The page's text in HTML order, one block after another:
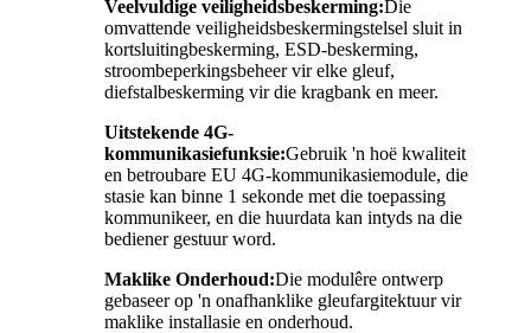
Veelvuldige veiligheidsbeskerming:Die
omvattende veiligheidsbeskermingstelsel sluit in
kortsluitingbeskerming, ESD-beskerming,
stroombeperkingsbeheer vir elke gleuf,
diefstalbeskerming vir die kragbank en meer.
Uitstekende 4G-
kommunikasiefunksie:Gebruik 'n hoë kwaliteit
en betroubare EU 4G-kommunikasiemodule, die
stasie kan binne 1 sekonde met die toepassing
kommunikeer, en die huurdata kan intyds na die
bediener gestuur word.
Maklike Onderhoud:Die modulêre ontwerp
gebaseer op 'n onafhanklike gleufargitektuur vir
maklike installasie en onderhoud.